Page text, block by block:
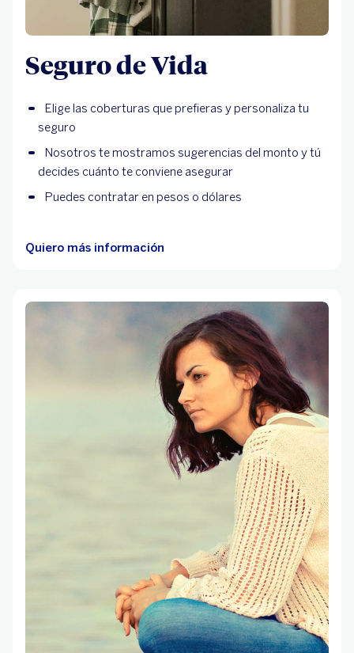
Seguro de Vida
Elige las coberturas que prefieras y personaliza tu
seguro
Nosotros te mostramos sugerencias del monto y tú
decides cuánto te conviene asegurar
Puedes contratar en pesos o dólares
Quiero más información